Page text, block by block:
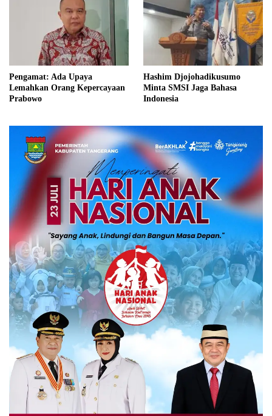
Pengamat: Ada Upaya
Lemahkan Orang Kepercayaan
Prabowo
Hashim Djojohadikusumo
Minta SMSI Jaga Bahasa
Indonesia